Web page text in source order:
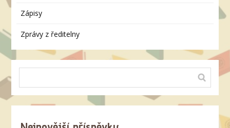
Zápisy
Zprávy z ředitelny